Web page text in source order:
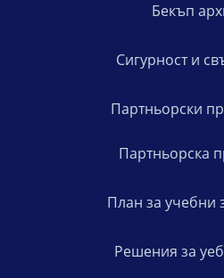
Бекъп
Сигурност и
Партньорски
Партньорска
План за учебни
Решения за